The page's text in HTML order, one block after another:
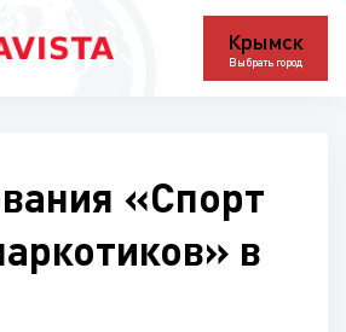
Крымск
Выбрать город
«Спорт
в